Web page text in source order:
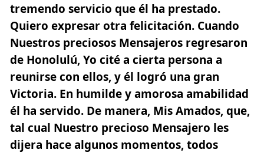
tremendo servicio que él ha prestado.
Quiero expresar otra felicitación. Cuando
Nuestros preciosos Mensajeros regresaron
de Honolulú, Yo cité a cierta persona a
reunirse con ellos, y él logró una gran
Victoria. En humilde y amorosa amabilidad
él ha servido. De manera, Mis Amados, que,
tal cual Nuestro precioso Mensajero les
dijera hace algunos momentos, todos